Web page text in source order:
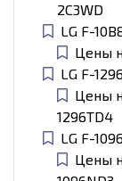
2C3WD
LG F-
Цены
LG F-
Цены
1296TD4
LG F-
Цены